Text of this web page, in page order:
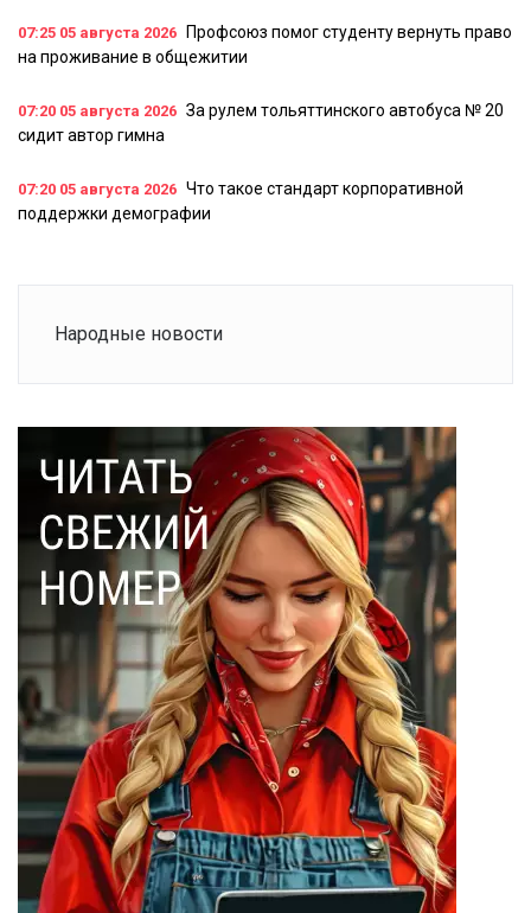
07:25 05 августа 2026
Профсоюз помог студенту вернуть право
на проживание в общежитии
07:20 05 августа 2026 За рулем тольяттинского автобуса № 20
сидит автор гимна
07:20 05 августа 2026 Что такое стандарт корпоративной
поддержки демографии
Народные новости